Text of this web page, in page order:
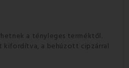
a tényleges terméktől.
kifordítva, a behúzott cipzárral